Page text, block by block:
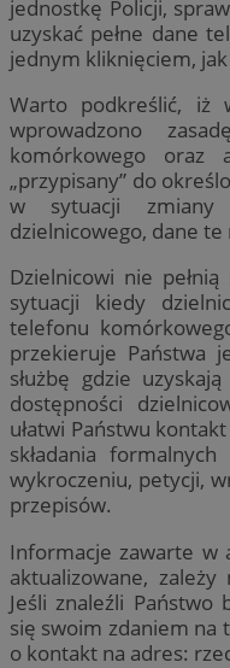
jednostkę Policji,
uzyskać pełne dane
jednym kliknięciem,
Warto podkreślić, iż
wprowadzono
komórkowego
„przypisany” do
w sytuacji zmiany
dzielnicowego, dane
Dzielnicowi nie
sytuacji kiedy
telefonu
przekieruje Państwa
służbę gdzie
dostępności
ułatwi Państwu
składania
wykroczeniu, petycji,
przepisów.
Informacje zawarte w
aktualizowane,
Jeśli znaleźli Państwo
się swoim zdaniem na
o kontakt na adres: